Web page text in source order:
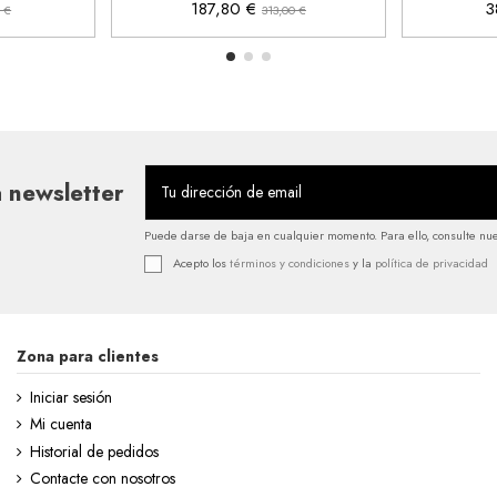
€ 187,80 € 313,00 €
newsletter
Puede darse de baja en cualquier momento. Para ello, consulte
Acepto lostérminos y condicionesy la política de privacidad
Zona para clientes
Iniciar sesión
Mi cuenta
Historial de pedidos
Contacte con nosotros